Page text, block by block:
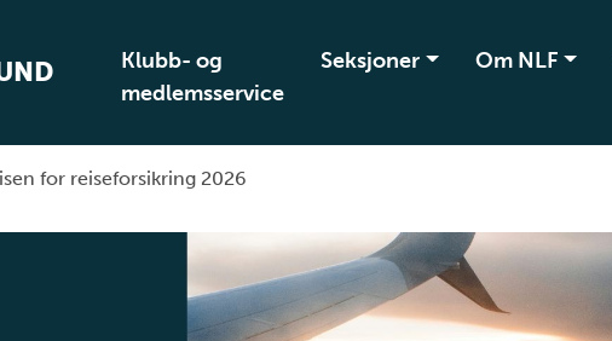
Klubb- og
medlemsservice
Seksjoner Om NLF
for reiseforsikring 2026